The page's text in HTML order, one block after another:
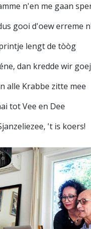
n'en me gaan
gooi d'oew erreme
lengt de tòòg
dan kredde wir
alle Krabbe zitte mee
tot Vee en Dee
't is koers!